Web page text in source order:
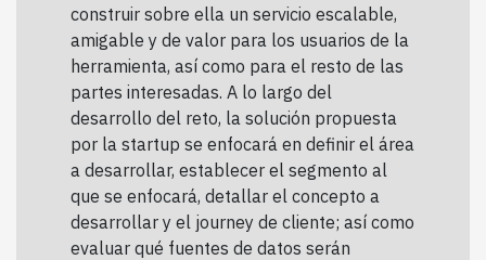
construir sobre ella un servicio escalable,
amigable y de valor para los usuarios de la
herramienta, así como para el resto de las
partes interesadas. A lo largo del
desarrollo del reto, la solución propuesta
por la startup se enfocará en definir el área
a desarrollar, establecer el segmento al
que se enfocará, detallar el concepto a
desarrollar y el journey de cliente; así como
evaluar qué fuentes de datos serán